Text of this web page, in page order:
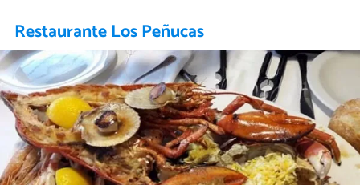
Restaurante Los Peñucas